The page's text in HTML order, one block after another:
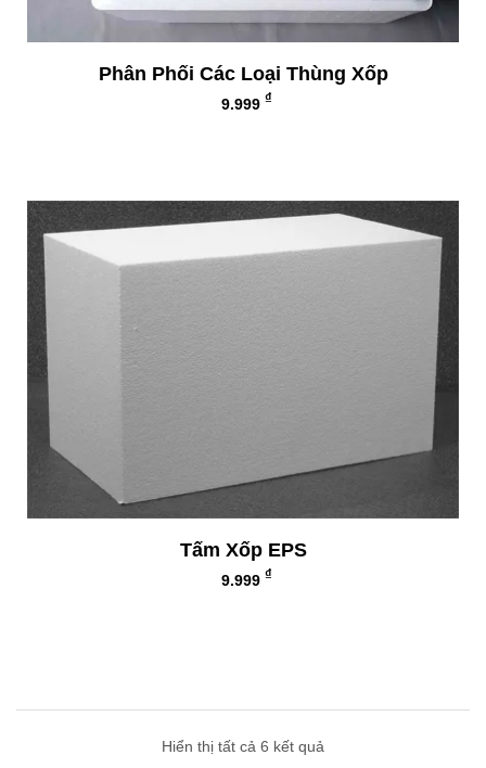
Phân Phối Các Loại Thùng Xốp
9.999 ₫
Tấm Xốp EPS
9.999 ₫
Hiển thị tất cả 6 kết quả